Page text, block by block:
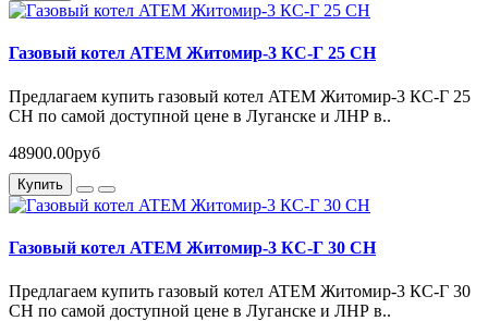
Газовый котел ATEM Житомир-3 КС-Г 25 СН
Предлагаем купить газовый котел ATEM Житомир-3 КС-Г 25
СН по самой доступной цене в Луганске и ЛНР в..
48900.00руб
Купить
Газовый котел ATEM Житомир-3 КС-Г 30 СН
Предлагаем купить газовый котел ATEM Житомир-3 КС-Г 30
СН по самой доступной цене в Луганске и ЛНР в..